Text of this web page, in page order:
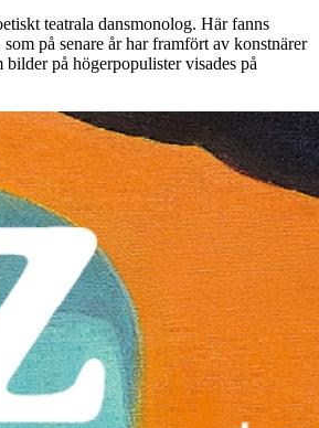
teatrala dansmonolog. Här fanns
på senare år har framfört av konstnärer
på högerpopulister visades på